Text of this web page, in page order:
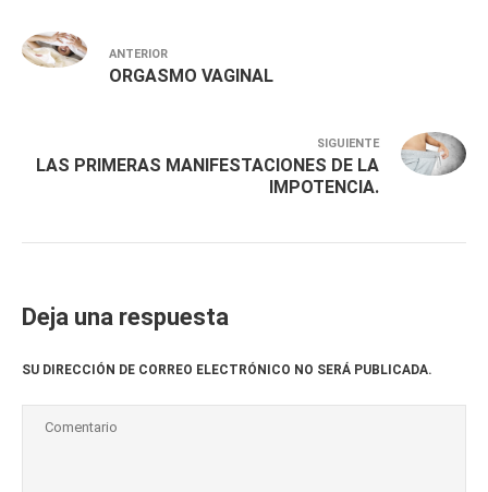
ANTERIOR
ORGASMO VAGINAL
SIGUIENTE
LAS PRIMERAS MANIFESTACIONES DE LA
IMPOTENCIA.
Deja una respuesta
SU DIRECCIÓN DE CORREO ELECTRÓNICO NO SERÁ PUBLICADA.